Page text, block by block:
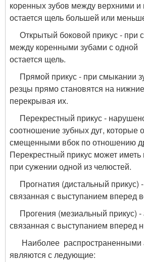
коренных зубов между верхними
остается щель большей или
Открытый боковой прикус - при
между коренными зубами с одной
остается щель.
Прямой прикус - при смыкании
резцы прямо становятся на
перекрывая их.
Перекрестный прикус -
соотношение зубных дуг, которые
смещенными вбок по отношению
Перекрестный прикус может иметь
при сужении одной из челюстей.
Прогнатия (дистальный прикус)
связанная с выступанием вперед
Прогения (мезиальный прикус) -
связанная с выступанием вперед
Наиболее распространенными
являются с ледующие: